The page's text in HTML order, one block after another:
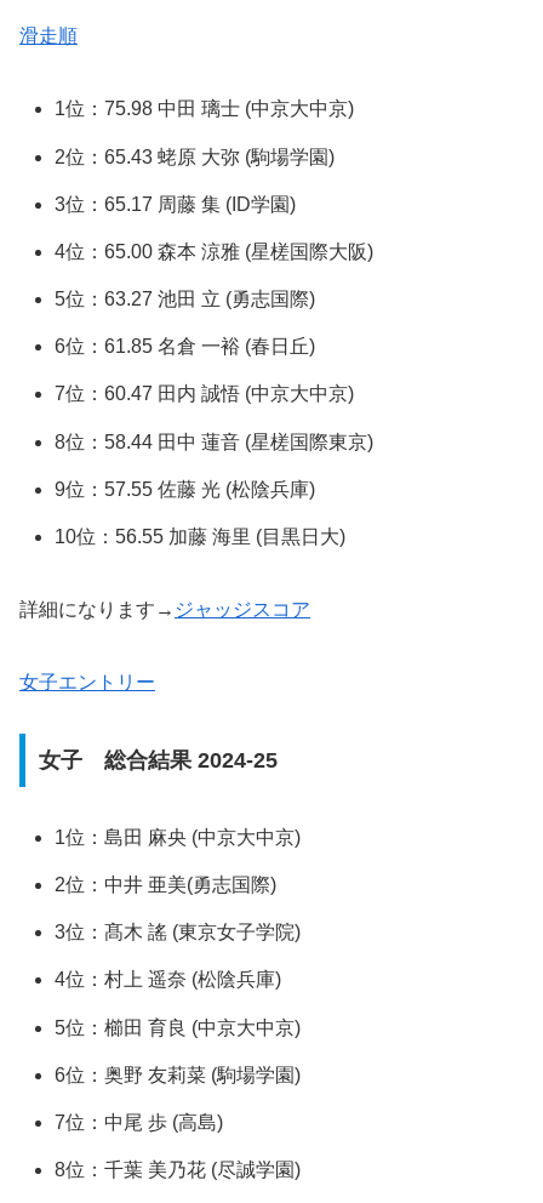
滑走順
1位：75.98 中田 璃士 (中京大中京)
2位：65.43 蛯原 大弥 (駒場学園)
3位：65.17 周藤 集 (ID学園)
4位：65.00 森本 涼雅 (星槎国際大阪)
5位：63.27 池田 立 (勇志国際)
6位：61.85 名倉 一裕 (春日丘)
7位：60.47 田内 誠悟 (中京大中京)
8位：58.44 田中 蓮音 (星槎国際東京)
9位：57.55 佐藤 光 (松陰兵庫)
10位：56.55 加藤 海里 (目黒日大)
詳細になります→ ジャッジスコア
女子エントリー
女子 総合結果 2024-25
1位：島田 麻央 (中京大中京)
2位：中井 亜美(勇志国際)
3位：髙木 謠 (東京女子学院)
4位：村上 遥奈 (松陰兵庫)
5位：櫛田 育良 (中京大中京)
6位：奥野 友莉菜 (駒場学園)
7位：中尾 歩 (高島)
8位：千葉 美乃花 (尽誠学園)